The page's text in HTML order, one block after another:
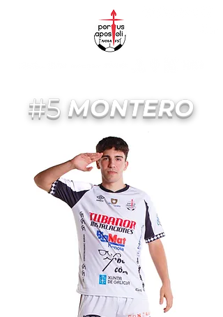
#5 MONTERO